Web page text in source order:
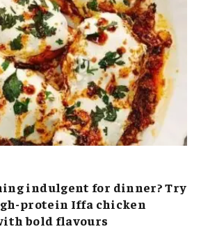
indulgent for dinner? Try
protein Iffa chicken
bold flavours